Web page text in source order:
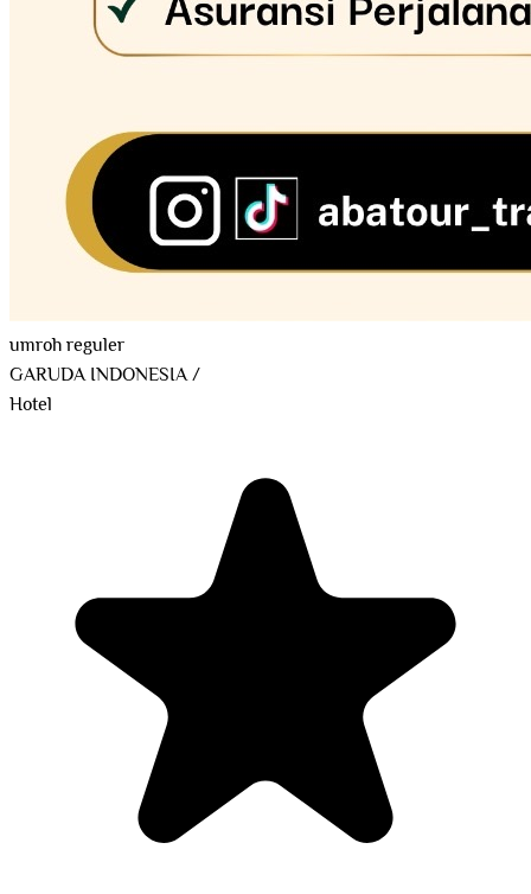
umroh reguler
GARUDA INDONESIA/
Hotel